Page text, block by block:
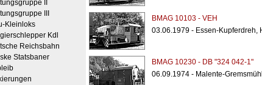
II
III
Kleinloks
Kdl
Reichsbahn
Statsbaner
BMAG 10103 - VEH
03.06.1979 - Essen-Kupferdreh,
BMAG 10230 - DB "324 042-1"
06.09.1974 - Malente-